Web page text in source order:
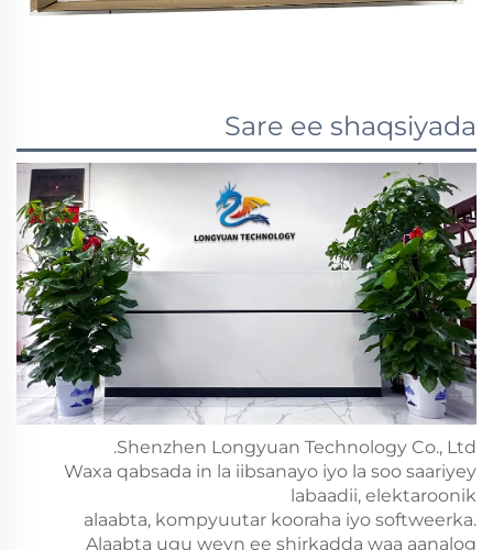
Sare ee shaqsiyada
Shenzhen Longyuan Technology Co., Ltd.
Waxa qabsada in la iibsanayo iyo la soo saariyey
labaadii, elektaroonik
alaabta, kompyuutar kooraha iyo softweerka.
Alaabta ugu weyn ee shirkadda waa aanalog